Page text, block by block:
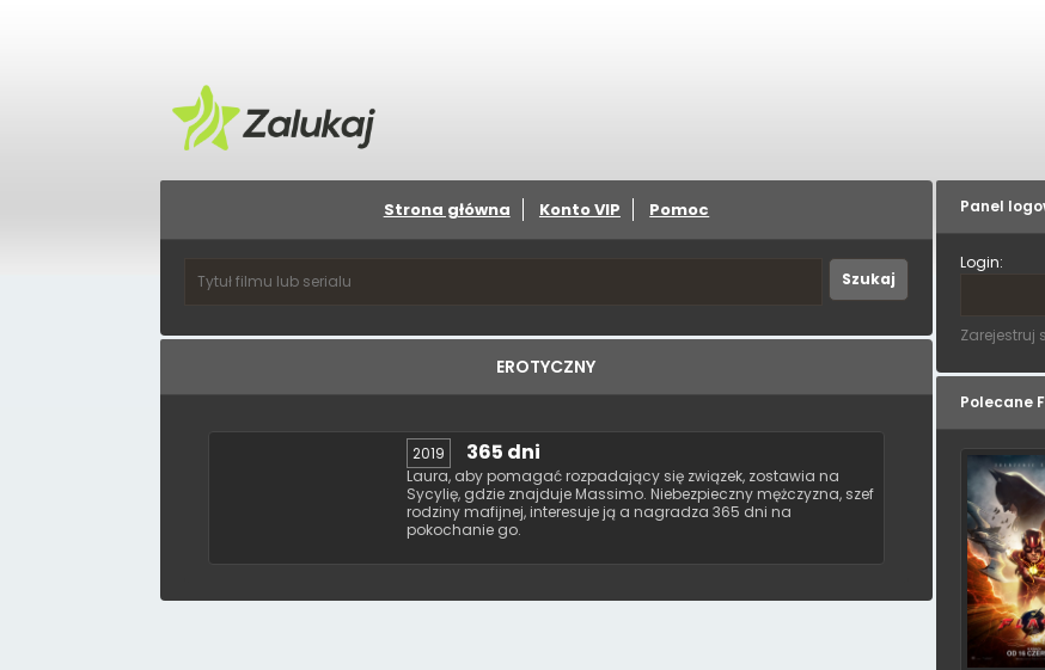
Strona główna Konto VIP Pomoc
EROTYCZNY
2019 365 dni
Laura, aby pomagać rozpadający się związek, zostawia na
Sycylię, gdzie znajduje Massimo. Niebezpieczny mężczyzna, szef
rodziny mafijnej, interesuje ją a nagradza 365 dni na
pokochanie go.
Panel
Login:
Zarejestruj
Polecane